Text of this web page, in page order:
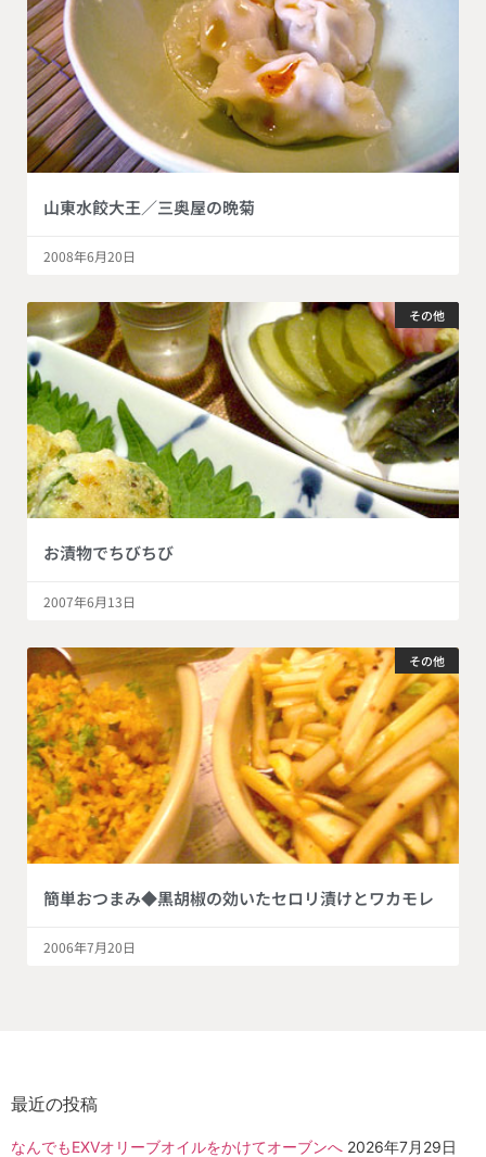
山東水餃大王／三奥屋の晩菊
2008年6月20日
その他
お漬物でちびちび
2007年6月13日
その他
簡単おつまみ◆黒胡椒の効いたセロリ漬けとワカモレ
2006年7月20日
最近の投稿
なんでもEXVオリーブオイルをかけてオーブンへ 2026年7月29日